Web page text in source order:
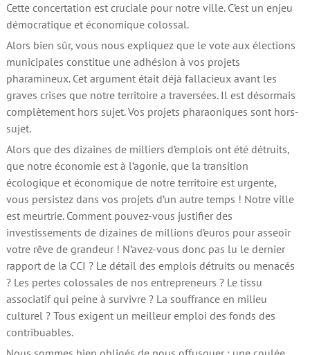
Cette concertation est cruciale pour notre ville. C’est un enjeu
démocratique et économique colossal.
Alors bien sûr, vous nous expliquez que le vote aux élections
municipales constitue une adhésion à vos projets
pharamineux. Cet argument était déjà fallacieux avant les
graves crises que notre territoire a traversées. Il est désormais
complètement hors sujet. Vos projets pharaoniques sont hors-
sujet.
Alors que des dizaines de milliers d’emplois ont été détruits,
que notre économie est à l’agonie, que la transition
écologique et économique de notre territoire est urgente,
vous persistez dans vos projets d’un autre temps ! Notre ville
est meurtrie. Comment pouvez-vous justifier des
investissements de dizaines de millions d’euros pour asseoir
votre rêve de grandeur ! N’avez-vous donc pas lu le dernier
rapport de la CCI ? Le détail des emplois détruits ou menacés
? Les pertes colossales de nos entrepreneurs ? Le tissu
associatif qui peine à survivre ? La souffrance en milieu
culturel ? Tous exigent un meilleur emploi des fonds des
contribuables.